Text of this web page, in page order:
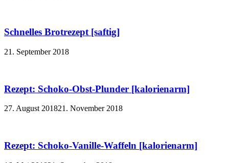
Schnelles Brotrezept [saftig]
21. September 2018
Rezept: Schoko-Obst-Plunder [kalorienarm]
27. August 201821. November 2018
Rezept: Schoko-Vanille-Waffeln [kalorienarm]